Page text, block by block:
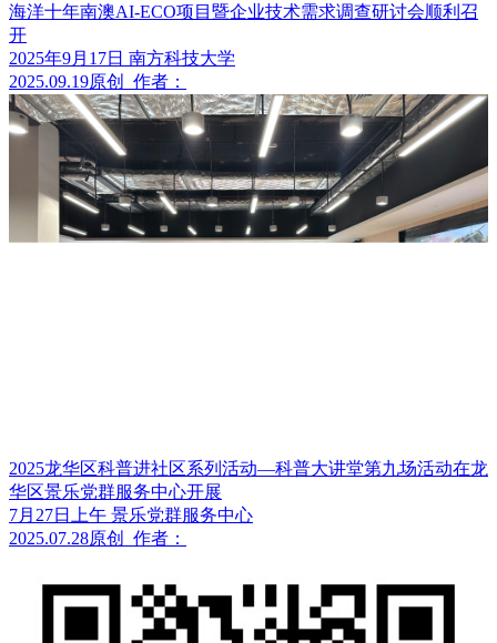
海洋十年南澳AI-ECO项目暨企业技术需求调查研讨会顺利召
开
2025年9月17日 南方科技大学
2025.09.19原创 作者：
2025龙华区科普进社区系列活动—科普大讲堂第九场活动在龙
华区景乐党群服务中心开展
7月27日上午 景乐党群服务中心
2025.07.28原创 作者：